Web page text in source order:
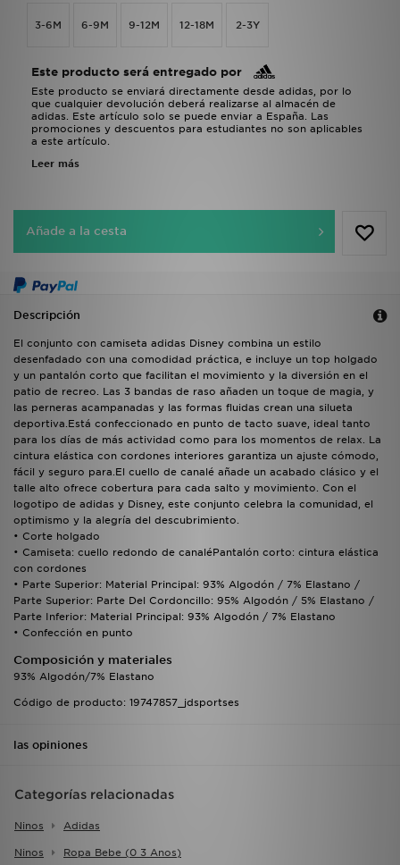
3-6M 6-9M 9-12M 12-18M 2-3Y
Este producto será entregado por
Este producto se enviará directamente desde adidas, por lo
que cualquier devolución deberá realizarse al almacén de
adidas. Este artículo solo se puede enviar a España. Las
promociones y descuentos para estudiantes no son aplicables
a este artículo.
Leer más
Añade a la cesta
Descripción
El conjunto con camiseta adidas Disney combina un estilo
desenfadado con una comodidad práctica, e incluye un top holgado
y un pantalón corto que facilitan el movimiento y la diversión en el
patio de recreo. Las 3 bandas de raso añaden un toque de magia, y
las perneras acampanadas y las formas fluidas crean una silueta
deportiva.Está confeccionado en punto de tacto suave, ideal tanto
para los días de más actividad como para los momentos de relax. La
cintura elástica con cordones interiores garantiza un ajuste cómodo,
fácil y seguro para.El cuello de canalé añade un acabado clásico y el
talle alto ofrece cobertura para cada salto y movimiento. Con el
logotipo de adidas y Disney, este conjunto celebra la comunidad, el
optimismo y la alegría del descubrimiento.
• Corte holgado
• Camiseta: cuello redondo de canaléPantalón corto: cintura elástica
con cordones
• Parte Superior: Material Principal: 93% Algodón / 7% Elastano /
Parte Superior: Parte Del Cordoncillo: 95% Algodón / 5% Elastano /
Parte Inferior: Material Principal: 93% Algodón / 7% Elastano
• Confección en punto
Composición y materiales
93% Algodón/7% Elastano
Código de producto: 19747857_jdsportses
las opiniones
Categorías relacionadas
Ninos Adidas
Ninos Ropa Bebe (0 3 Anos)